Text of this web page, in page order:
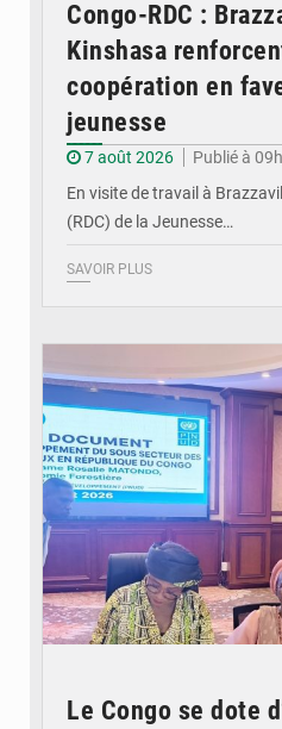
Congo-RDC :
Kinshasa
coopération en
jeunesse
7 août 2026
Publié à
En visite de travail à
(RDC) de la Jeunesse…
SAVOIR PLUS
Le Congo se dote